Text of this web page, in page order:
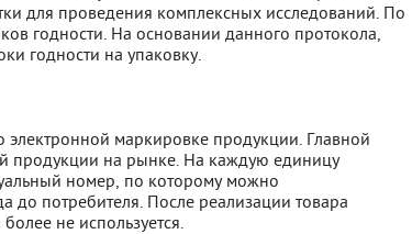
для проведения комплексных исследований. По
годности. На основании данного протокола,
годности на упаковку.
маркировке продукции. Главной
продукции на рынке. На каждую единицу
номер, по которому можно
до потребителя. После реализации товара
не используется.